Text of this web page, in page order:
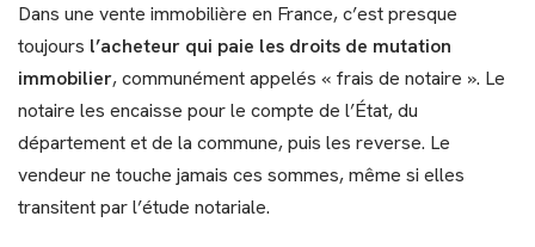
Dans une vente immobilière en France, c’est presque
toujours l’acheteur qui paie les droits de mutation
immobilier, communément appelés « frais de notaire ». Le
notaire les encaisse pour le compte de l’État, du
département et de la commune, puis les reverse. Le
vendeur ne touche jamais ces sommes, même si elles
transitent par l’étude notariale.